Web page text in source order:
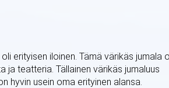
erityisen iloinen. Tämä värikäs jumala
ja teatteria. Tällainen värikäs jumaluus
hyvin usein oma erityinen alansa.